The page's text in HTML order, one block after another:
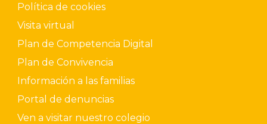
Política de cookies
Visita virtual
Plan de Competencia Digital
Plan de Convivencia
Información a las familias
Portal de denuncias
Ven a visitar nuestro colegio